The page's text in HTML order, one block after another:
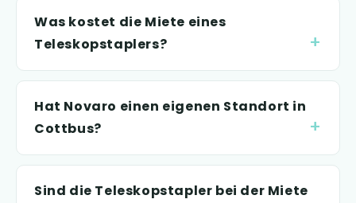
Was kostet die Miete eines
Teleskopstaplers?
Hat Novaro einen eigenen Standort in
Cottbus?
Sind die Teleskopstapler bei der Miete